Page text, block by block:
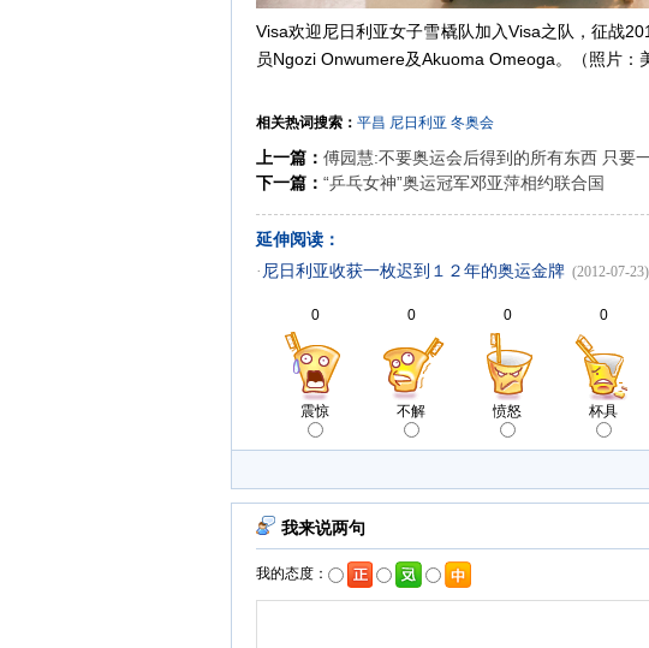
Visa欢迎尼日利亚女子雪橇队加入Visa之队，征战
员Ngozi Onwumere及Akuoma Omeoga。（照片：
相关热词搜索： 平昌 尼日利亚 冬奥会
上一篇： 傅园慧:不要奥运会后得到的所有东西 只要
下一篇： “乒乓女神”奥运冠军邓亚萍相约联合国
延伸阅读：
· 尼日利亚收获一枚迟到１２年的奥运金牌 (2012-07-23)
0
震惊
0
不解
0
愤怒
0
杯具